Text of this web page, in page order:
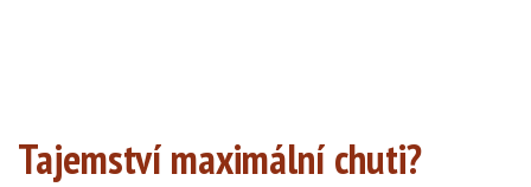
Tajemství maximální chuti?